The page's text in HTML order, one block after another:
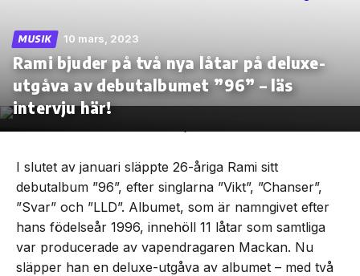
Skip
the
MUSIK 10 mars, 2023
Rami bjuder på två nya låtar på deluxe-
utgåva av debutalbumet ”96” – läs
intervju här!
I slutet av januari släppte 26-åriga Rami sitt
debutalbum ”96”, efter singlarna ”Vikt”, ”Chanser”,
”Svar” och ”LLD”. Albumet, som är namngivet efter
hans födelseår 1996, innehöll 11 låtar som samtliga
var producerade av vapendragaren Mackan. Nu
släpper han en deluxe-utgåva av albumet – med två